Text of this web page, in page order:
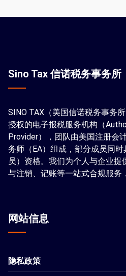
Sino Tax 信诺税务事务所
SINO TAX（美国信诺税务事务
授权的电子报税服务机构（
Provider），团队由美国注册会
务师（EA）组成，部分成员同
员）资格。我们为个人与企业
与注销、记账等一站式合规服务
网站信息
隐私政策